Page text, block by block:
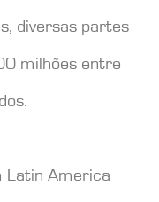
diversas partes
milhões entre
Latin America